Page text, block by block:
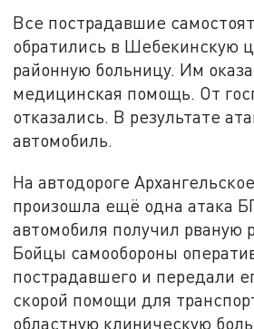
Все пострадавшие
обратились в Шебекинскую
районную больницу. Им
медицинская помощь. От
отказались. В результате
автомобиль.
На автодороге
произошла ещё одна атака
автомобиля получил рваную
Бойцы самообороны
пострадавшего и передали
скорой помощи для
областную клиническую